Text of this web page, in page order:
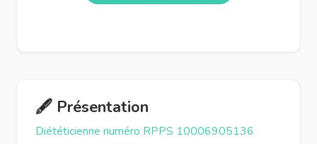
🖋️ Présentation
Diététicienne numéro RPPS 10006905136